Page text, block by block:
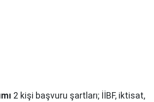
2 kişi başvuru şartları; İİBF, iktisat,